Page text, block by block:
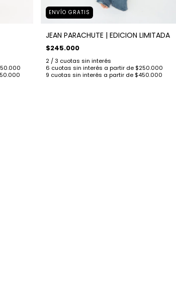
ENVÍO GRATIS
JEAN PARACHUTE | EDICION LIMITADA
$245.000